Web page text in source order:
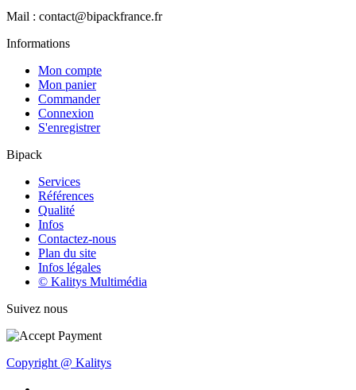
Mail : contact@bipackfrance.fr
Informations
Mon compte
Mon panier
Commander
Connexion
S'enregistrer
Bipack
Services
Références
Qualité
Infos
Contactez-nous
Plan du site
Infos légales
© Kalitys Multimédia
Suivez nous
Copyright @ Kalitys